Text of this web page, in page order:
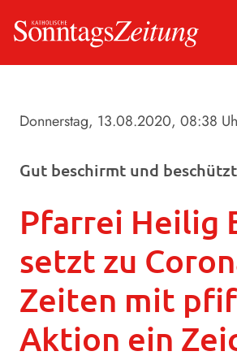
Donnerstag, 13.08.2020, 08:38
Gut beschirmt und beschützt
Pfarrei Heilig
setzt zu
Zeiten mit
Aktion ein